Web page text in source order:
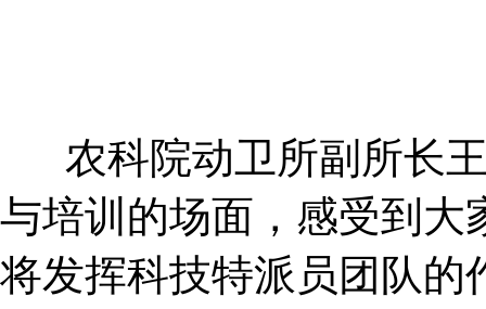
农科院动卫所副所长
与培训的场面，感受到大
将发挥科技特派员团队的